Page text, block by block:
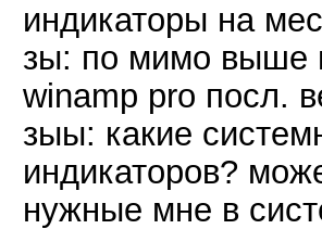
индикаторы на
зы: по мимо выше
winamp pro посл.
зыы: какие
индикаторов?
нужные мне в